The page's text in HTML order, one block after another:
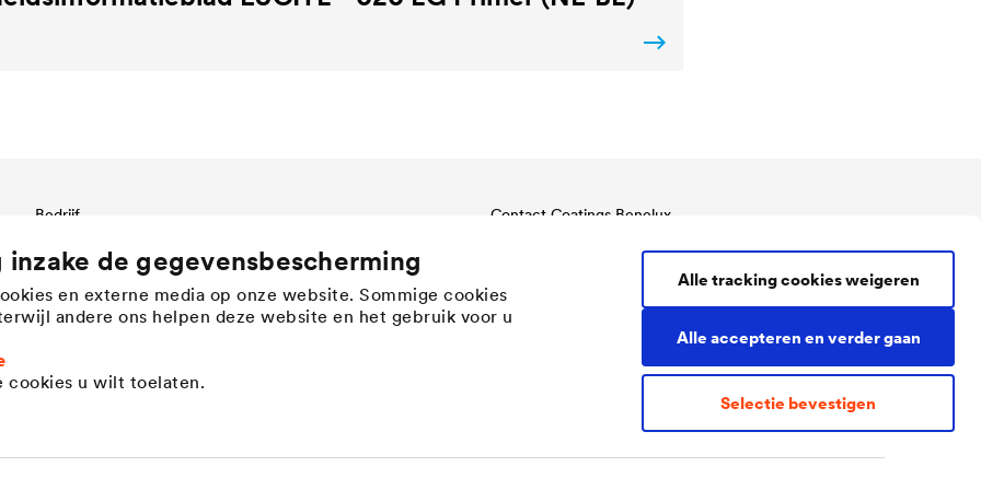
de gegevensbescherming
en externe media op onze website. Sommige cookies
andere ons helpen deze website en het gebruik voor u
cookies u wilt toelaten.
Alle accepteren en verder gaan
Selectie bevestigen
Alle tracking cookies weigeren
Bedrijf
Bedrijfsstructuur & management
Bedrijfscultuur, waarden &
teamgeest
Duurzaamheid
Contact Coatings Benelux
Centrum-Zuid 2067F
3530 Houthalen